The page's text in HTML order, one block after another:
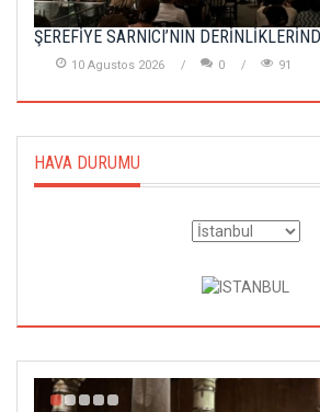
ŞEREFİYE SARNICI’NIN
10 Agustos 2026 0 91
HAVA DURUMU